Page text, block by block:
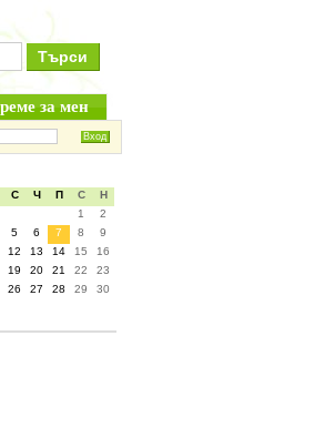
за мен
С Ч П С
Н
1
2
5 6 7 8
9
12 13 14 15
16
19 20 21 22
23
26 27 28 29
30